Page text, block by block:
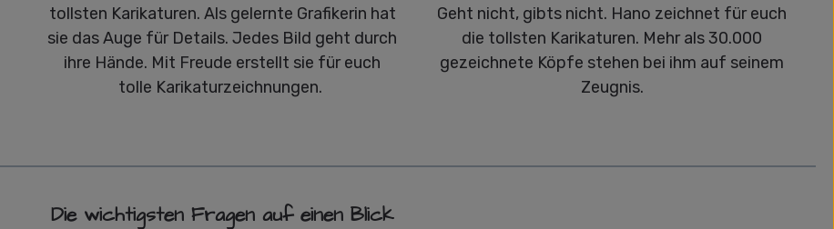
tollsten Karikaturen. Als gelernte Grafikerin hat
sie das Auge für Details. Jedes Bild geht durch
ihre Hände. Mit Freude erstellt sie für euch
tolle Karikaturzeichnungen.
Geht nicht, gibts nicht. Hano zeichnet für euch
die tollsten Karikaturen. Mehr als 30.000
gezeichnete Köpfe stehen bei ihm auf seinem
Zeugnis.
Die wichtigsten Fragen auf einen Blick